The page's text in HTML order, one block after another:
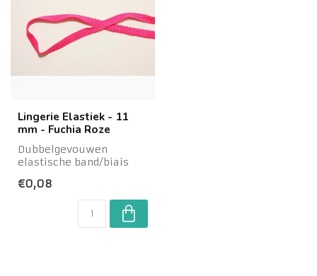
Lingerie Elastiek - 11
mm - Fuchia Roze
Dubbelgevouwen
elastische band/biais
randje. Ideaal voor het ...
€0,08